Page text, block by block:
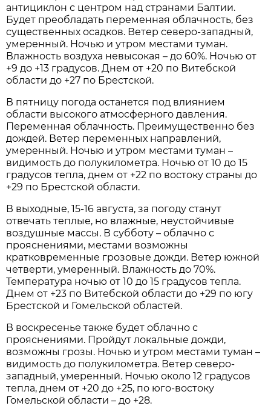
антициклон с центром над странами Балтии.
Будет преобладать переменная облачность, без
существенных осадков. Ветер северо-западный,
умеренный. Ночью и утром местами туман.
Влажность воздуха невысокая – до 60%. Ночью от
+9 до +13 градусов. Днем от +20 по Витебской
области до +27 по Брестской.
В пятницу погода останется под влиянием
области высокого атмосферного давления.
Переменная облачность. Преимущественно без
дождей. Ветер переменных направлений,
умеренный. Ночью и утром местами туман –
видимость до полукилометра. Ночью от 10 до 15
градусов тепла, днем от +22 по востоку страны до
+29 по Брестской области.
В выходные, 15-16 августа, за погоду станут
отвечать теплые, но влажные, неустойчивые
воздушные массы. В субботу – облачно с
прояснениями, местами возможны
кратковременные грозовые дожди. Ветер южной
четверти, умеренный. Влажность до 70%.
Температура ночью от 10 до 15 градусов тепла.
Днем от +23 по Витебской области до +29 по югу
Брестской и Гомельской областей.
В воскресенье также будет облачно с
прояснениями. Пройдут локальные дожди,
возможны грозы. Ночью и утром местами туман –
видимость до полукилометра. Ветер северо-
западный, умеренный. Ночью около 12 градусов
тепла, днем от +20 до +25, по юго-востоку
Гомельской области – до +28.